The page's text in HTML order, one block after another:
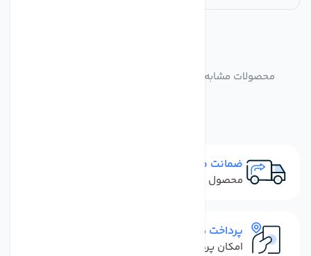
محصولات مشابه سوییچ فشار بالا تصفیه کننده آب مدل
ضمانت مرجوعی
محصول نباید آسیب دیده باشد
پرداخت در محل
امکان پرداخت کل فاکتور در محل